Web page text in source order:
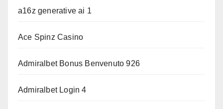
a16z generative ai 1
Ace Spinz Casino
Admiralbet Bonus Benvenuto 926
Admiralbet Login 4